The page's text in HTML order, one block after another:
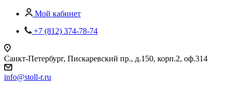
Мой кабинет
+7 (812) 374-78-74
Санкт-Петербург, Пискаревский пр., д.150, корп.2, оф.314
info@stoll-r.ru